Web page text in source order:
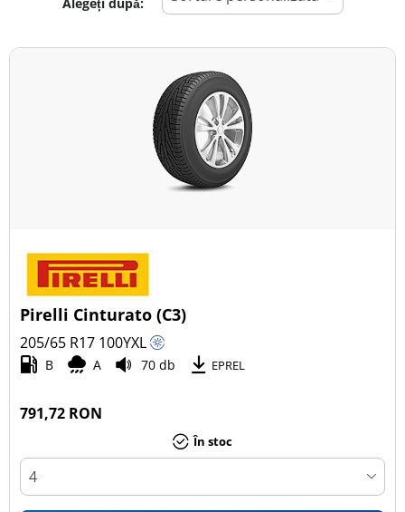
Toate tipurile (1)
Tip autovehicul
Toate tipurile (1)
Autoturism (1)
SUV (0)
Camionetă (0)
Rulotă autopropulsată (0)
Pirelli Cinturato (C3)
205/65 R17 100YXL
B A 70 db EPREL
791,72 RON
În stoc